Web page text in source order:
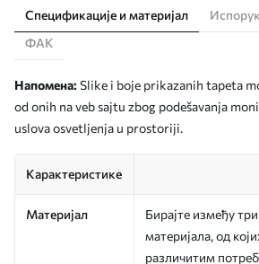
Спецификације и материјал
ФАК
Напомена: Slike i boje prikazanih tapeta
od onih na veb sajtu zbog podešavanja
uslova osvetljenja u prostoriji.
Карактеристике
Материјал
Бирајте између
материјала, од
различитим